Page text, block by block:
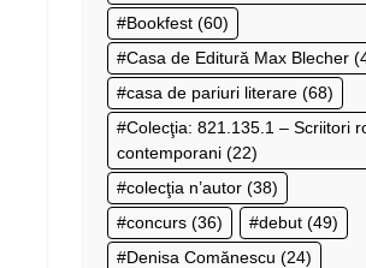
Bookfest (60)
Casa de Editură Max Blecher
casa de pariuri literare (68)
Colecţia: 821.135.1 – Scriitori
contemporani (22)
colecţia n’autor (38)
concurs (36) debut (49)
Denisa Comănescu (24)